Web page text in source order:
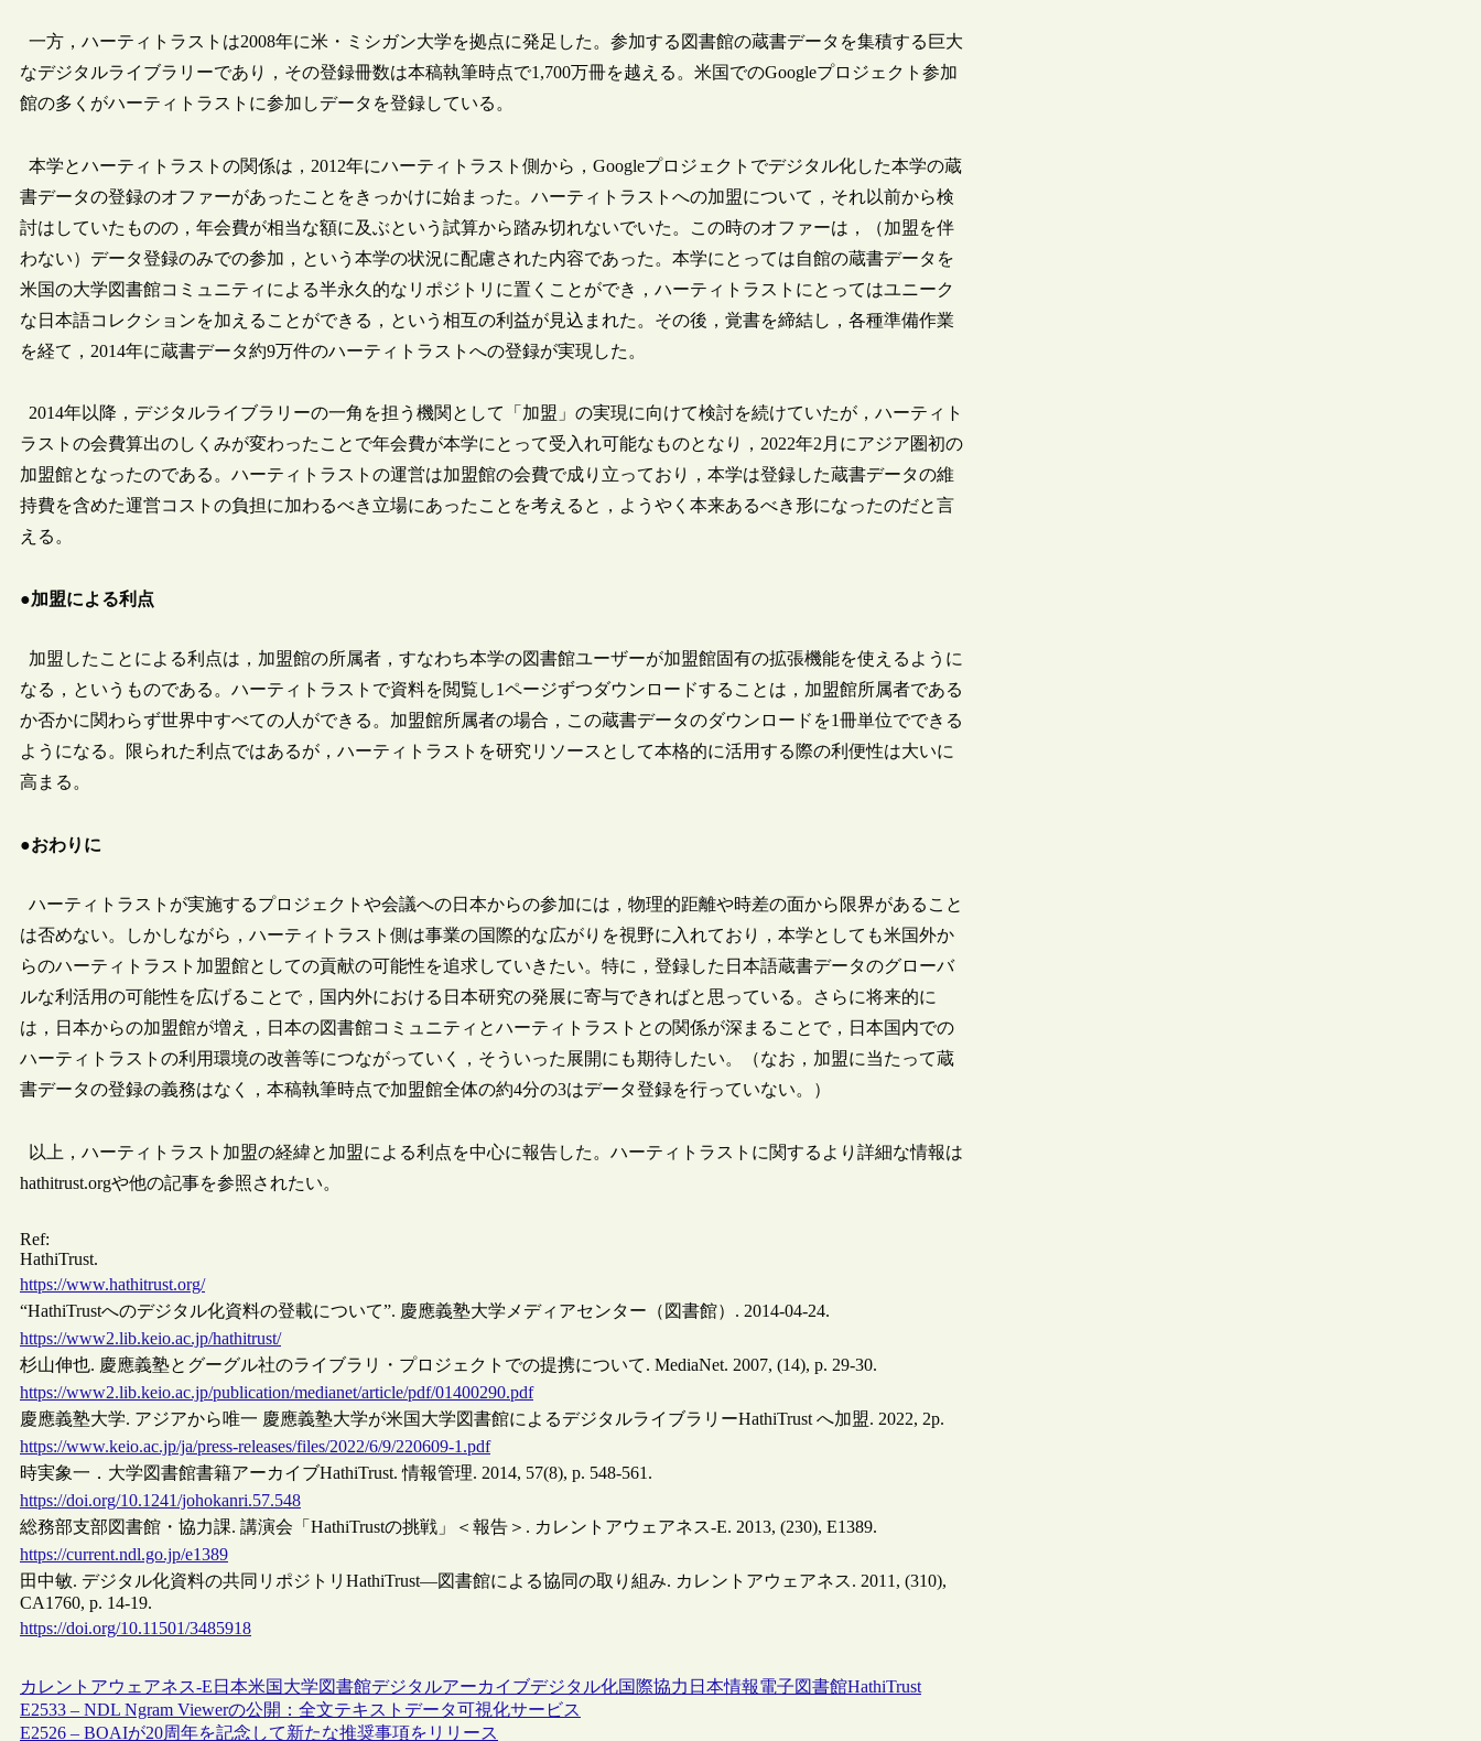
一方，ハーティトラストは2008年に米・ミシガン大学を拠点に発足した。参加する図書館の蔵書データを集積する巨大
なデジタルライブラリーであり，その登録冊数は本稿執筆時点で1,700万冊を越える。米国でのGoogleプロジェクト参加
館の多くがハーティトラストに参加しデータを登録している。
本学とハーティトラストの関係は，2012年にハーティトラスト側から，Googleプロジェクトでデジタル化した本学の蔵
書データの登録のオファーがあったことをきっかけに始まった。ハーティトラストへの加盟について，それ以前から検
討はしていたものの，年会費が相当な額に及ぶという試算から踏み切れないでいた。この時のオファーは，（加盟を伴
わない）データ登録のみでの参加，という本学の状況に配慮された内容であった。本学にとっては自館の蔵書データを
米国の大学図書館コミュニティによる半永久的なリポジトリに置くことができ，ハーティトラストにとってはユニーク
な日本語コレクションを加えることができる，という相互の利益が見込まれた。その後，覚書を締結し，各種準備作業
を経て，2014年に蔵書データ約9万件のハーティトラストへの登録が実現した。
2014年以降，デジタルライブラリーの一角を担う機関として「加盟」の実現に向けて検討を続けていたが，ハーティト
ラストの会費算出のしくみが変わったことで年会費が本学にとって受入れ可能なものとなり，2022年2月にアジア圏初の
加盟館となったのである。ハーティトラストの運営は加盟館の会費で成り立っており，本学は登録した蔵書データの維
持費を含めた運営コストの負担に加わるべき立場にあったことを考えると，ようやく本来あるべき形になったのだと言
える。
●加盟による利点
加盟したことによる利点は，加盟館の所属者，すなわち本学の図書館ユーザーが加盟館固有の拡張機能を使えるように
なる，というものである。ハーティトラストで資料を閲覧し1ページずつダウンロードすることは，加盟館所属者である
か否かに関わらず世界中すべての人ができる。加盟館所属者の場合，この蔵書データのダウンロードを1冊単位でできる
ようになる。限られた利点ではあるが，ハーティトラストを研究リソースとして本格的に活用する際の利便性は大いに
高まる。
●おわりに
ハーティトラストが実施するプロジェクトや会議への日本からの参加には，物理的距離や時差の面から限界があること
は否めない。しかしながら，ハーティトラスト側は事業の国際的な広がりを視野に入れており，本学としても米国外か
らのハーティトラスト加盟館としての貢献の可能性を追求していきたい。特に，登録した日本語蔵書データのグローバ
ルな利活用の可能性を広げることで，国内外における日本研究の発展に寄与できればと思っている。さらに将来的に
は，日本からの加盟館が増え，日本の図書館コミュニティとハーティトラストとの関係が深まることで，日本国内での
ハーティトラストの利用環境の改善等につながっていく，そういった展開にも期待したい。（なお，加盟に当たって蔵
書データの登録の義務はなく，本稿執筆時点で加盟館全体の約4分の3はデータ登録を行っていない。）
以上，ハーティトラスト加盟の経緯と加盟による利点を中心に報告した。ハーティトラストに関するより詳細な情報は
hathitrust.orgや他の記事を参照されたい。
Ref:
HathiTrust.
https://www.hathitrust.org/
“HathiTrustへのデジタル化資料の登載について”. 慶應義塾大学メディアセンター（図書館）. 2014-04-24.
https://www2.lib.keio.ac.jp/hathitrust/
杉山伸也. 慶應義塾とグーグル社のライブラリ・プロジェクトでの提携について. MediaNet. 2007, (14), p. 29-30.
https://www2.lib.keio.ac.jp/publication/medianet/article/pdf/01400290.pdf
慶應義塾大学. アジアから唯一 慶應義塾大学が米国大学図書館によるデジタルライブラリーHathiTrust へ加盟. 2022, 2p.
https://www.keio.ac.jp/ja/press-releases/files/2022/6/9/220609-1.pdf
時実象一．大学図書館書籍アーカイブHathiTrust. 情報管理. 2014, 57(8), p. 548-561.
https://doi.org/10.1241/johokanri.57.548
総務部支部図書館・協力課. 講演会「HathiTrustの挑戦」＜報告＞. カレントアウェアネス-E. 2013, (230), E1389.
https://current.ndl.go.jp/e1389
田中敏. デジタル化資料の共同リポジトリHathiTrust―図書館による協同の取り組み. カレントアウェアネス. 2011, (310),
CA1760, p. 14-19.
https://doi.org/10.11501/3485918
カレントアウェアネス-E 日本米国 大学図書館デジタルアーカイブデジタル化国際協力 日本情報電子図書館HathiTrust
E2533 – NDL Ngram Viewerの公開：全文テキストデータ可視化サービス
E2526 – BOAIが20周年を記念して新たな推奨事項をリリース